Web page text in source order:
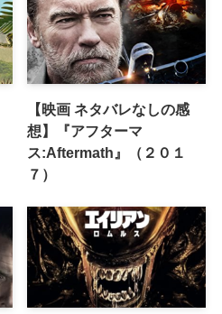
【映画 ネタバレなしの感
想】『アフターマ
ス:Aftermath』（２０１
７）